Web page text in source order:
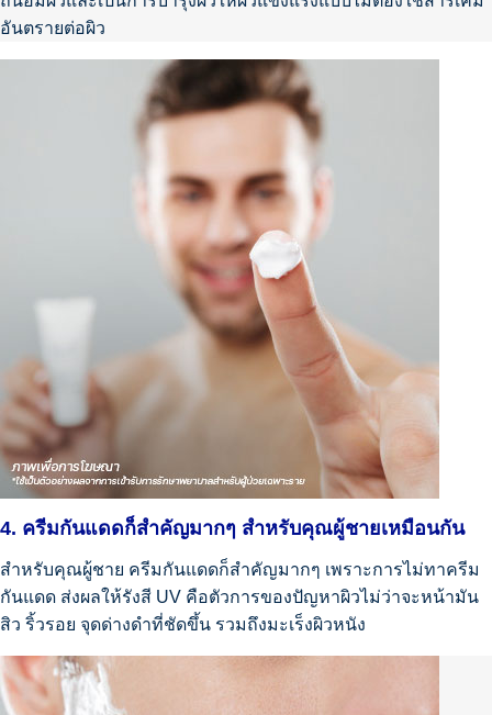
อันตรายต่อผิว
4. ครีมกันแดดก็สำคัญมากๆ สำหรับคุณผู้ชายเหมือนกัน
สำหรับคุณผู้ชาย ครีมกันแดดก็สำคัญมากๆ เพราะการไม่ทาครีม
กันแดด ส่งผลให้รังสี UV คือตัวการของปัญหาผิวไม่ว่าจะหน้ามัน
สิว ริ้วรอย จุดด่างดำที่ชัดขึ้น รวมถึงมะเร็งผิวหนัง